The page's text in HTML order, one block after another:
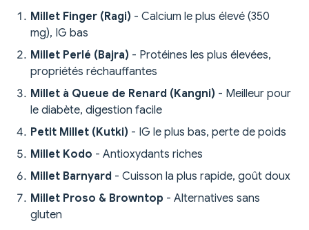
Millet Finger (Ragi) - Calcium le plus élevé (350
mg), IG bas
Millet Perlé (Bajra) - Protéines les plus élevées,
propriétés réchauffantes
Millet à Queue de Renard (Kangni) - Meilleur pour
le diabète, digestion facile
Petit Millet (Kutki) - IG le plus bas, perte de poids
Millet Kodo - Antioxydants riches
Millet Barnyard - Cuisson la plus rapide, goût doux
Millet Proso & Browntop - Alternatives sans
gluten